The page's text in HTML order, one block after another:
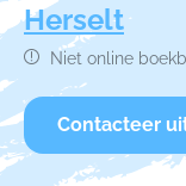
Herselt
Niet online
Contacteer